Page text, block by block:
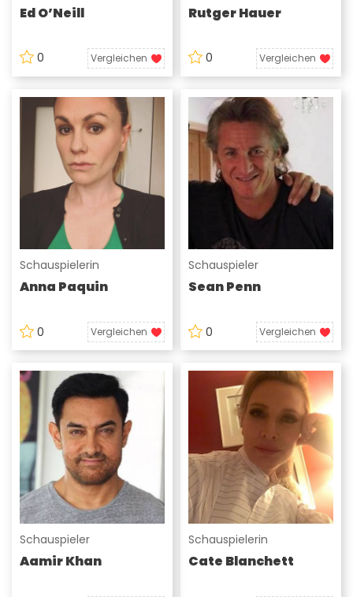
Ed O’Neill
0 Vergleichen
Rutger Hauer
0 Vergleichen
Schauspielerin
Anna Paquin
0 Vergleichen
Schauspieler
Sean Penn
0 Vergleichen
Schauspieler
Aamir Khan
Schauspielerin
Cate Blanchett